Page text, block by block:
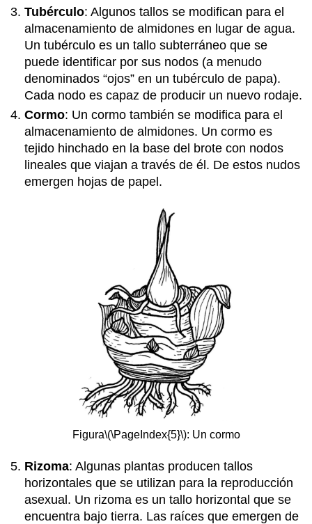
Tubérculo: Algunos tallos se modifican para el
almacenamiento de almidones en lugar de agua.
Un tubérculo es un tallo subterráneo que se
puede identificar por sus nodos (a menudo
denominados “ojos” en un tubérculo de papa).
Cada nodo es capaz de producir un nuevo rodaje.
Cormo: Un cormo también se modifica para el
almacenamiento de almidones. Un cormo es
tejido hinchado en la base del brote con nodos
lineales que viajan a través de él. De estos nudos
emergen hojas de papel.
Figura\(\PageIndex{5}\): Un cormo
Rizoma: Algunas plantas producen tallos
horizontales que se utilizan para la reproducción
asexual. Un rizoma es un tallo horizontal que se
encuentra bajo tierra. Las raíces que emergen de